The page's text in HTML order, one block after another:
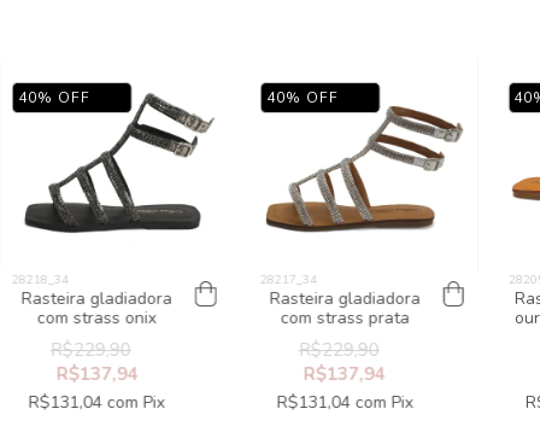
40% OFF
Rasteira gladiadora
com strass onix
R$229,90
R$137,94
R$131,04 com Pix
40% OFF
Rasteira gladiadora
com strass prata
R$229,90
R$137,94
R$131,04 com Pix
40